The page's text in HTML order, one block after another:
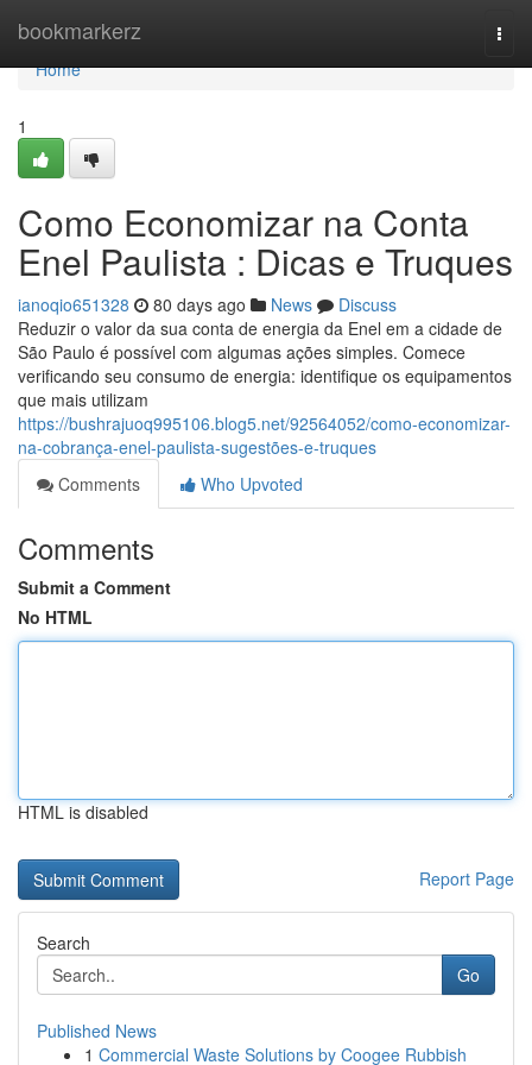
bookmarkerz
Home
Home
1
Como Economizar na Conta
Enel Paulista : Dicas e Truques
ianoqio651328 80 days ago News
Discuss
Reduzir o valor da sua conta de energia da Enel em a cidade de
São Paulo é possível com algumas ações simples. Comece
verificando seu consumo de energia: identifique os equipamentos
que mais utilizam
https://bushrajuoq995106.blog5.net/92564052/como-economizar-
na-cobrança-enel-paulista-sugestões-e-truques
Comments
Who Upvoted
Comments
Submit a Comment
No HTML
HTML is disabled
Report Page
Search
Go
Published News
1 Commercial Waste Solutions by Coogee Rubbish